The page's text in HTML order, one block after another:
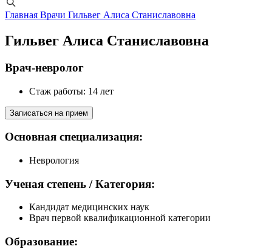
Главная Врачи Гильвег Алиса Станиславовна
Гильвег Алиса Станиславовна
Врач-невролог
Стаж работы: 14 лет
Записаться на прием
Основная специализация:
Неврология
Ученая степень / Категория:
Кандидат медицинских наук
Врач первой квалификационной категории
Образование: